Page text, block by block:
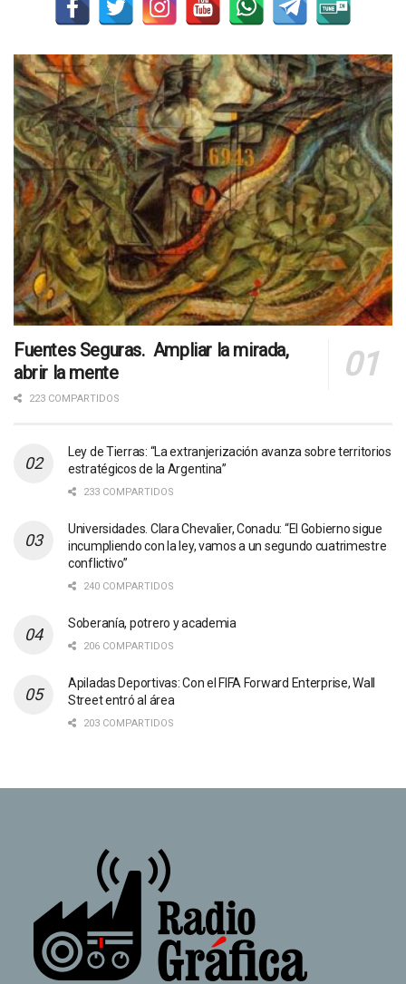
Fuentes Seguras. Ampliar la mirada,
abrir la mente
223 COMPARTIDOS
Ley de Tierras: “La extranjerización avanza sobre territorios
estratégicos de la Argentina”
233 COMPARTIDOS
Universidades. Clara Chevalier, Conadu: “El Gobierno sigue
incumpliendo con la ley, vamos a un segundo cuatrimestre
conflictivo”
240 COMPARTIDOS
Soberanía, potrero y academia
206 COMPARTIDOS
Apiladas Deportivas: Con el FIFA Forward Enterprise, Wall
Street entró al área
203 COMPARTIDOS